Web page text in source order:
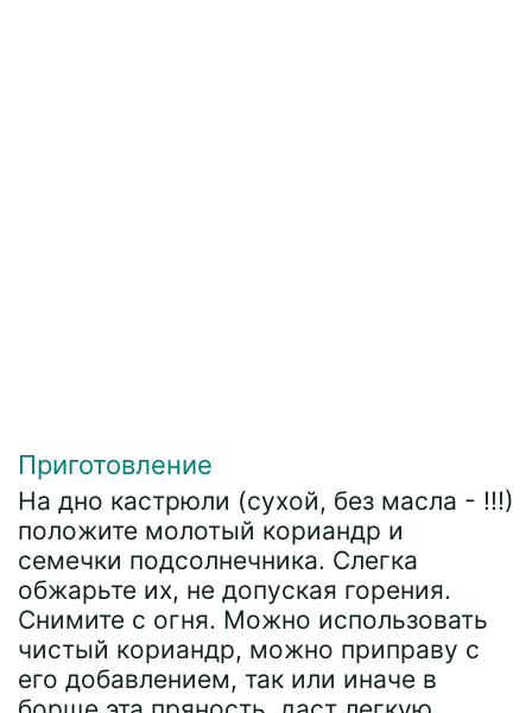
Приготовление
На дно кастрюли (сухой, без масла - !!!)
положите молотый кориандр и
семечки подсолнечника. Слегка
обжарьте их, не допуская горения.
Снимите с огня. Можно использовать
чистый кориандр, можно приправу с
его добавлением, так или иначе в